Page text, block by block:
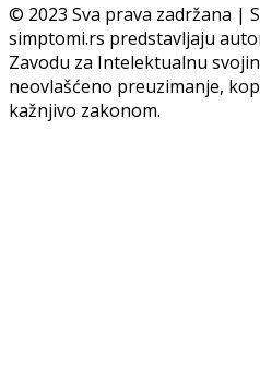
© 2023 Sva prava zadržana |
simptomi.rs predstavljaju
Zavodu za Intelektualnu
neovlašćeno preuzimanje,
kažnjivo zakonom.